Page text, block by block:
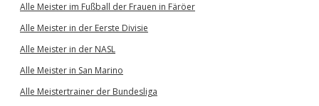
Alle Meister im Fußball der Frauen in Färöer
Alle Meister in der Eerste Divisie
Alle Meister in der NASL
Alle Meister in San Marino
Alle Meistertrainer der Bundesliga